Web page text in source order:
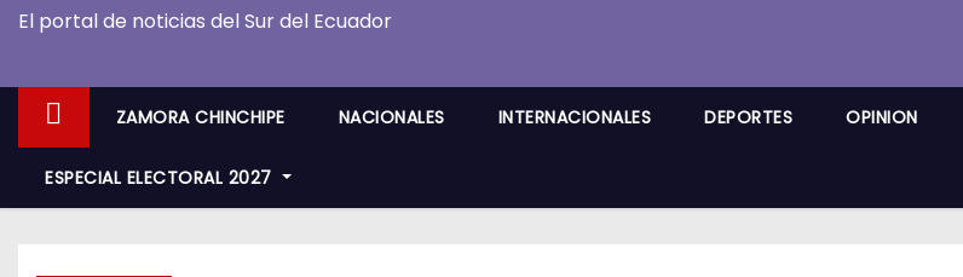
o
El portal de noticias del Sur del Ecuador
ZAMORA CHINCHIPE NACIONALES INTERNACIONALES DEPORTES OPINION
ESPECIAL ELECTORAL 2027